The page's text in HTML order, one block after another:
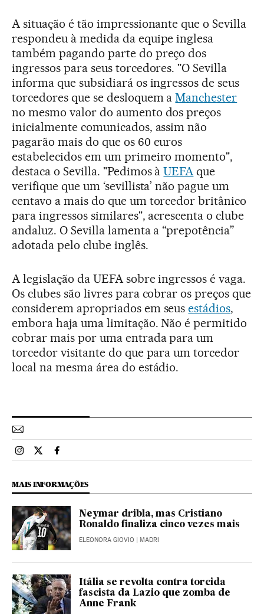
A situação é tão impressionante que o Sevilla
respondeu à medida da equipe inglesa
também pagando parte do preço dos
ingressos para seus torcedores. "O Sevilla
informa que subsidiará os ingressos de seus
torcedores que se desloquem aManchester
no mesmo valor do aumento dos preços
inicialmente comunicados, assim não
pagarão mais do que os 60 euros
estabelecidos em um primeiro momento",
destaca o Sevilla. "Pedimos àUEFA que
verifique que um ‘sevillista’ não pague um
centavo a mais do que um torcedor britânico
para ingressos similares", acrescenta o clube
andaluz. O Sevilla lamenta a “prepotência”
adotada pelo clube inglês.
A legislação da UEFA sobre ingressos é vaga.
Os clubes são livres para cobrar os preços que
considerem apropriados em seusestádios,
embora haja uma limitação. Não é permitido
cobrar mais por uma entrada para um
torcedor visitante do que para um torcedor
local na mesma área do estádio.
Esportes El País Brasil en Instagram
Esportes El País Brasil en Twitter
Esportes El País Brasil en Facebook
MAIS INFORMAÇÕES
Neymar dribla, mas Cristiano
Ronaldo finaliza cinco vezes mais
ELEONORA GIOVIO | MADRI
Itália se revolta contra torcida
fascista da Lazio que zomba de
Anne Frank